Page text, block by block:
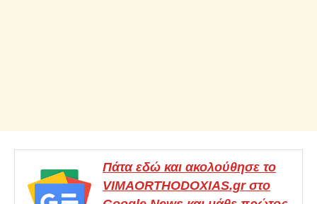
Πάτα εδώ και ακολούθησε το
VIMAORTHODOXIAS.gr στο